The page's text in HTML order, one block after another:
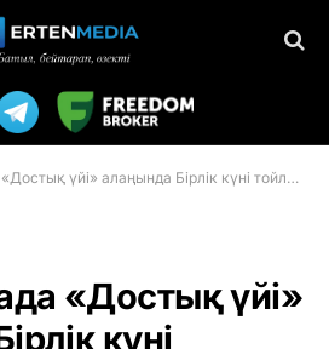
үйі» алаңында Бірлік күні тойланды
«Достық үйі»
күні